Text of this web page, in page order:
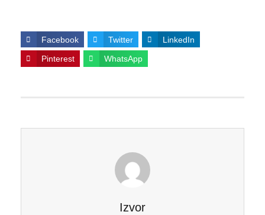
Facebook Twitter LinkedIn
Pinterest WhatsApp
Izvor